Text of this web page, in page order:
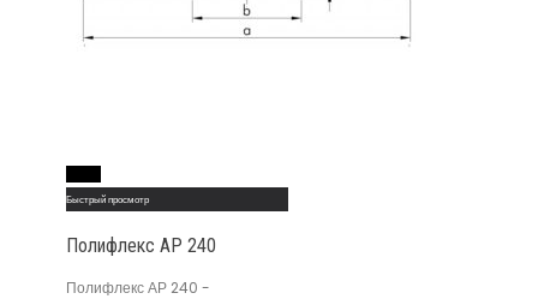
Быстрый просмотр
Полифлекс АР 240
Полифлекс АР 240 -